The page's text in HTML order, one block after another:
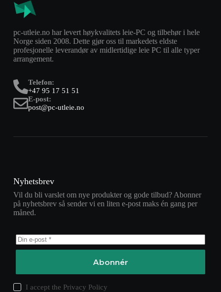
pc-utleie.no har levert høykvalitets leie-PC og tilbehør i hele
Norge siden 2008. Dette gjør oss til markedets eldste
profesjonelle leverandør av midlertidige leie PC til alle typer
arrangement.
Telefon:
+47 95 17 51 51
E-post:
post@pc-utleie.no
Nyhetsbrev
Vil du bli varslet om nye produkter og gode tilbud? Abonner
på nyhetsbrev så sender vi en liten e-post maks én gang per
måned.
Abonnér
I accept the Privacy Policy